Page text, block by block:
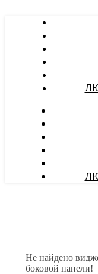
Не найдено
боковой панели!